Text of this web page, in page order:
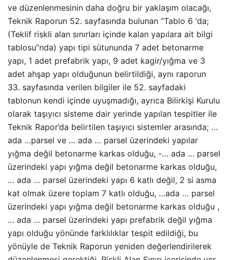
ve düzenlenmesinin daha doğru bir yaklaşım olacağı,
Teknik Raporun 52. sayfasında bulunan “Tablo 6 ‘da;
(Teklif riskli alan sınırları içinde kalan yapılara ait bilgi
tablosu”nda) yapı tipi sütununda 7 adet betonarme
yapı, 1 adet prefabrik yapı, 9 adet kagir/yığma ve 3
adet ahşap yapı olduğunun belirtildiği, aynı raporun
33. sayfasında verilen bilgiler ile 52. sayfadaki
tablonun kendi içinde uyuşmadığı, ayrıca Bilirkişi Kurulu
olarak taşıyıcı sisteme dair yerinde yapılan tespitler ile
Teknik Rapor’da belirtilen taşıyıcı sistemler arasında; …
ada …parsel ve … ada … parsel üzerindeki yapılar
yığma değil betonarme karkas olduğu, -… ada … parsel
üzerindeki yapı yığma değil betonarme karkas olduğu,
… ada … parsel üzerindeki yapı 6 katlı değil, 2 si asma
kat olmak üzere toplam 7 katlı olduğu, …ada … parsel
üzerindeki yapı yığma değil betonarme karkas olduğu ,
… ada … parsel üzerindeki yapı prefabrik değil yığma
yapı olduğu yönünde farklılıklar tespit edildiği, bu
yönüyle de Teknik Raporun yeniden değerlendirilerek